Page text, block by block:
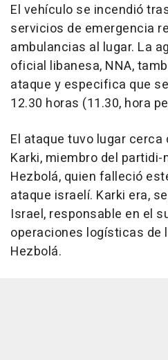
El vehículo se incendió
servicios de emergencia
ambulancias al lugar. La
oficial libanesa, NNA,
ataque y especifica que
12.30 horas (11.30, hora
El ataque tuvo lugar cerca
Karki, miembro del
Hezbolá, quien falleció
ataque israelí. Karki era,
Israel, responsable en el
operaciones logísticas de
Hezbolá.